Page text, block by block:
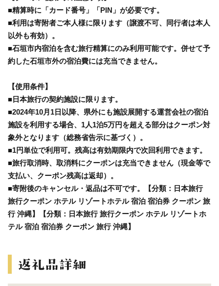
■精算時に「カード番号」「PIN」が必要です。
■利用は寄附者ご本人様に限ります（譲渡不可、同行者は本人
以外も有効）。
■石垣市内宿泊を含む旅行精算にのみ利用可能です。併せて予
約した石垣市外の宿泊費には充当できません。
【使用条件】
■日本旅行の契約施設に限ります。
■2024年10月1日以降、県外にも施設展開する運営会社の宿泊
施設を利用する場合、1人1泊5万円を超える部分はクーポン対
象外となります（総務省告示に基づく）。
■1円単位で利用可。残高は有効期限内で次回利用できます。
■旅行取消時、取消料にクーポンは充当できません（現金等で
支払い、クーポン残高は返却）。
■寄附後のキャンセル・返品は不可です。【分類：日本旅行
旅行クーポン ホテル リゾートホテル 宿泊 宿泊券 クーポン 旅
行 沖縄】【分類：日本旅行 旅行クーポン ホテル リゾートホ
テル 宿泊 宿泊券 クーポン 旅行 沖縄】